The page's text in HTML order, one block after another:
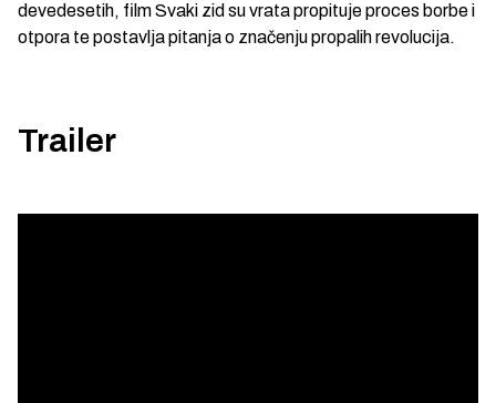
devedesetih, film Svaki zid su vrata propituje proces borbe i
otpora te postavlja pitanja o značenju propalih revolucija.
Trailer